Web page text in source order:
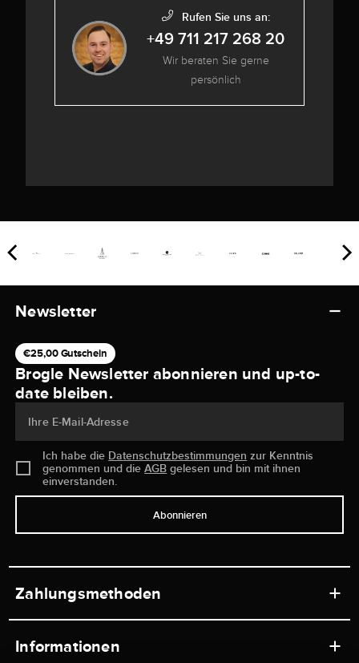
Rufen Sie uns an:
+49 711 217 268 20
Wir beraten Sie gerne
persönlich
Newsletter
€25,00 Gutschein
Brogle Newsletter abonnieren und up-to-
date bleiben.
Ihre E-Mail-Adresse
Ich habe die Datenschutzbestimmungen zur Kenntnis
genommen und dieAGB gelesen und bin mit ihnen
einverstanden.
Abonnieren
Zahlungsmethoden
Informationen